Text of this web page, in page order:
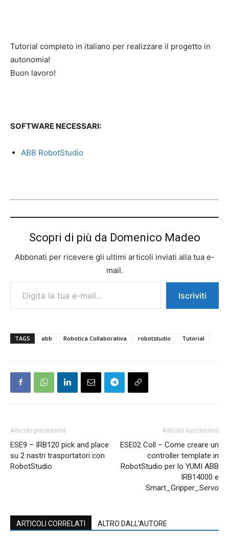
Tutorial completo in italiano per realizzare il progetto in
autonomia!
Buon lavoro!
SOFTWARE NECESSARI:
ABB RobotStudio
Scopri di più da Domenico Madeo
Abbonati per ricevere gli ultimi articoli inviati alla tua e-
mail.
Digita la tua e-mail...
Iscriviti
TAGS abb Robotica Collaborativa robotstudio Tutorial
Articolo precedente
ESE9 – IRB120 pick and place
su 2 nastri trasportatori con
RobotStudio
Articolo successivo
ESE02 Coll – Come creare un
controller template in
RobotStudio per lo YUMI ABB
IRB14000 e
Smart_Gripper_Servo
ARTICOLI CORRELATI ALTRO DALL'AUTORE